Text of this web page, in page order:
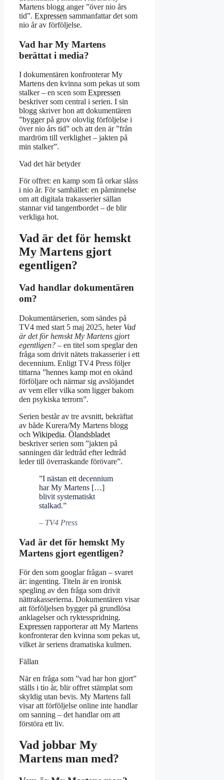
Martens blogg anger ”över nio års
tid”. Expressen sammanfattar det som
nio år av förföljelse.
Vad har My Martens
berättat i media?
I dokumentären konfronterar My
Martens den kvinna som pekas ut som
stalker – en scen som Expressen
beskriver som central i serien. I sin
blogg skriver hon att dokumentären
”bygger på grov olovlig förföljelse i
över nio års tid” och att den är ”från
mardröm till verklighet – jakten på
min stalker”.
Vad det här betyder
För offret: en kamp som få orkar slåss
i nio år. För samhället: en påminnelse
om att digitala trakasserier sällan
stannar vid tangentbordet – de blir
verkliga hot.
Vad är det för hemskt
My Martens gjort
egentligen?
Vad handlar dokumentären
om?
Dokumentärserien, som sändes på
TV4 med start 5 maj 2025, heter Vad
är det för hemskt My Martens gjort
egentligen? – en titel som speglar den
fråga som drivit nätets trakasserier i ett
decennium. Enligt TV4 Press följer
tittarna ”hennes kamp mot en okänd
förföljare och närmar sig avslöjandet
av vem eller vilka som ligger bakom
den psykiska terrorn”.
Serien består av tre avsnitt, bekräftat
av både Kurera/My Martens blogg
och Wikipedia. Ölandsbladet
beskriver serien som ”jakten på
sanningen där ledtråd efter ledtråd
leder till överraskande förövare”.
”I nästan ett decennium
har My Martens […]
blivit systematiskt
stalkad.”
– TV4 Press
Vad är det för hemskt My
Martens gjort egentligen?
För den som googlar frågan – svaret
är: ingenting. Titeln är en ironisk
spegling av den fråga som drivit
nättrakasserierna. Dokumentären visar
att förföljelsen bygger på grundlösa
anklagelser och ryktesspridning.
Expressen rapporterar att My Martens
konfronterar den kvinna som pekas ut,
vilket är seriens dramatiska kulmen.
Fällan
När en fråga som ”vad har hon gjort”
ställs i tio år, blir offret stämplat som
skyldig utan bevis. My Martens fall
visar att förföljelse online inte handlar
om sanning – det handlar om att
förstöra ett liv.
Vad jobbar My
Martens man med?